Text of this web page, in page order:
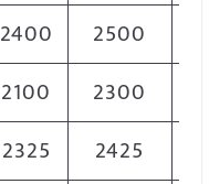
2400 2500
2100 2300
2325 2425